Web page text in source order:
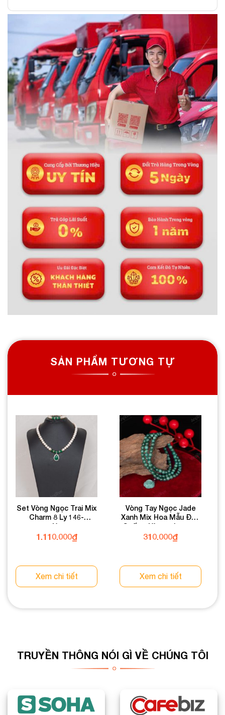
SẢN PHẨM TƯƠNG TỰ
Set Vòng Ngọc Trai Mix
Charm 8 Ly 146-
055V01-8
1.110.000₫
Xem chi tiết
Vòng Tay Ngọc Jade
Xanh Mix Hoa Mẫu Đơn
Cuốn 3 Vòng 6 Ly 080-
050V06-6
310.000₫
Xem chi tiết
TRUYỀN THÔNG NÓI GÌ VỀ CHÚNG TÔI